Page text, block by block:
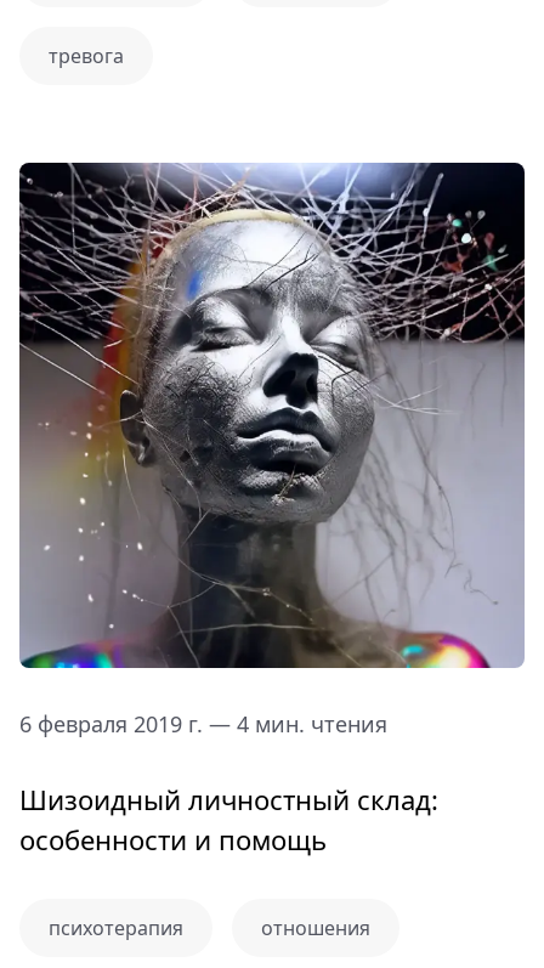
тревога
6 февраля 2019 г. — 4 мин. чтения
Шизоидный личностный склад:
особенности и помощь
психотерапия отношения